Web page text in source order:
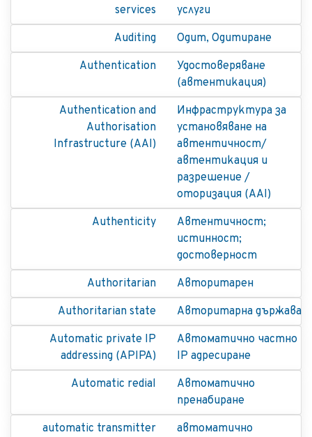
servicеs
услуги
Auditing
Одит, Одитиране
Authentication
Удостоверяване
(автентикация)
Authentication and
Authorisation
Infrastructure (AAI)
Инфраструктура за
установяване на
автентичност/
автентикация и
разрешение /
оторизация (AAI)
Authenticity
Автентичност;
истинност;
достоверност
Authoritarian
Авторитарен
Authoritarian state
Авторитарна държава
Automatic private IP
addressing (APIPA)
Автоматично частно
IP адресиране
Automatic redial
Автоматично
пренабиране
automatic transmitter
автоматично